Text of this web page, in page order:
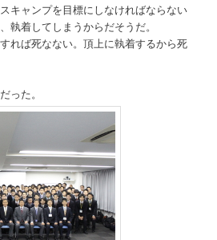
キャンプを目標にしなければならない
執着してしまうからだそうだ。
れば死なない。頂上に執着するから死
った。